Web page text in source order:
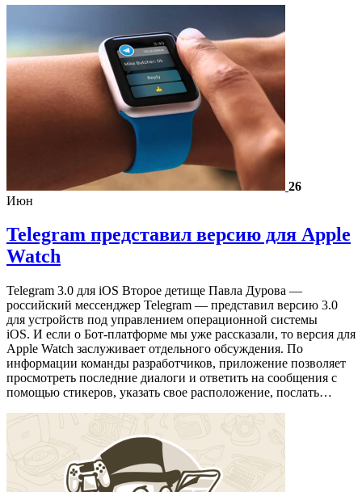
26
Июн
Telegram представил версию для Apple
Watch
Telegram 3.0 для iOS Второе детище Павла Дурова —
российский мессенджер Telegram — представил версию 3.0
для устройств под управлением операционной системы
iOS. И если о Бот-платформе мы уже рассказали, то версия для
Apple Watch заслуживает отдельного обсуждения. По
информации команды разработчиков, приложение позволяет
просмотреть последние диалоги и ответить на сообщения с
помощью стикеров, указать свое расположение, послать…